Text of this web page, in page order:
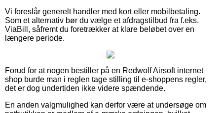
Vi foreslår generelt handler med kort eller mobilbetaling.
Som et alternativ bør du vælge et afdragstilbud fra f.eks.
ViaBill, såfremt du foretrækker at klare beløbet over en
længere periode.
Forud for at nogen bestiller på en Redwolf Airsoft internet
shop burde man i reglen tage stilling til e-shoppens regler,
det er dog undertiden ikke videre spændende.
En anden valgmulighed kan derfor være at undersøge om